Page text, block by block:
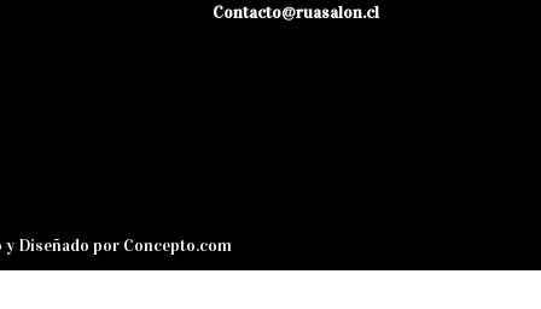
Contacto@ruasalon.cl
y Diseñado por Concepto.com